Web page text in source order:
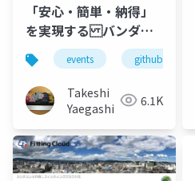
「安心・簡単・納得」
を実現する バンダイ
ナムコスタジオの
GitHub & GitHub
Copilot 導入推進
events github
Takeshi
Yaegashi
6.1K